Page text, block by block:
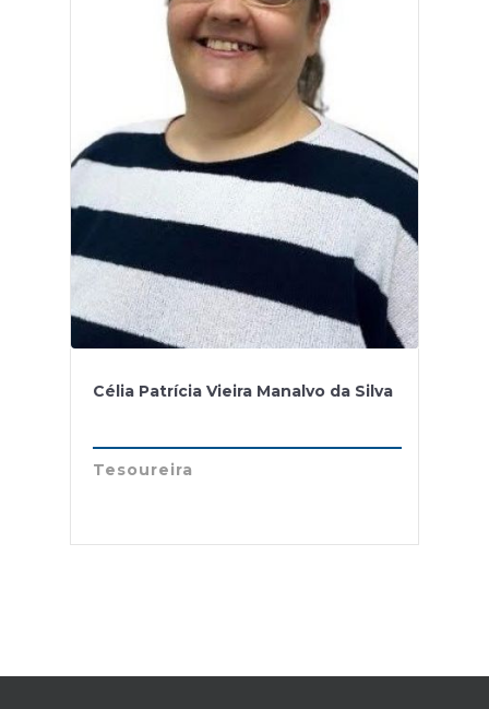
Célia Patrícia Vieira Manalvo da Silva
Tesoureira